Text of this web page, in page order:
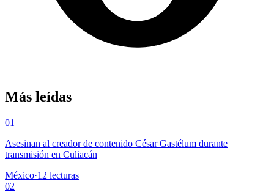
Más leídas
01
Asesinan al creador de contenido César Gastélum durante
transmisión en Culiacán
México·12 lecturas
02